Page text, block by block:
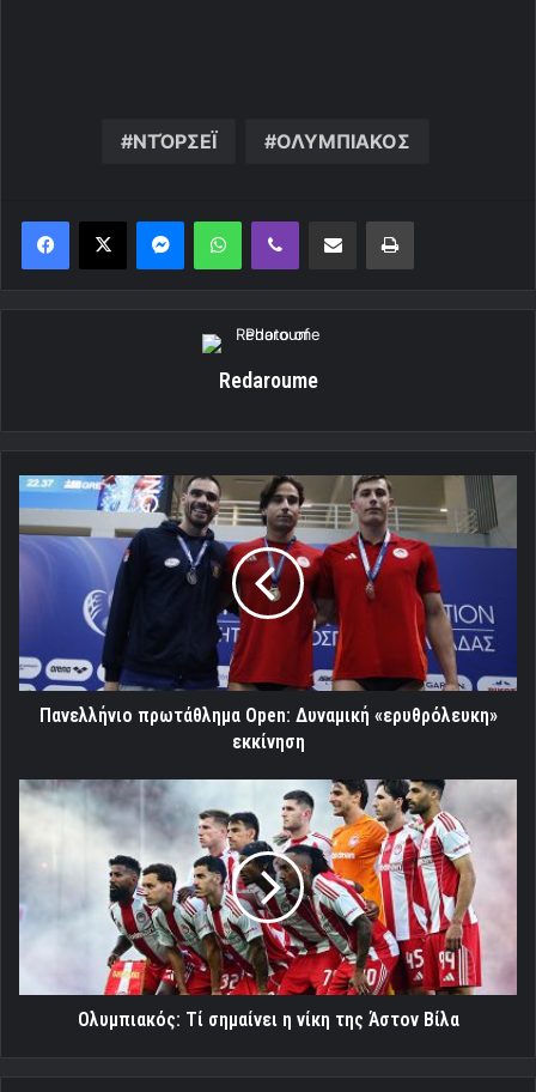
ΝΤΌΡΣΕΪ ΟΛΥΜΠΙΑΚΟΣ
MessengerWhatsAppViber Κοινοποίηση μέσω ηλεκτρονικού ταχυδρομείουΕκτύπωση
Redaroume
Πανελλήνιο
πρωτάθλημα
Open:
Δυναμική
«ερυθρόλευκη»
εκκίνηση
Πανελλήνιο πρωτάθλημα Open: Δυναμική «ερυθρόλευκη»
εκκίνηση
Ολυμπιακός:
της
Άστον
Ολυμπιακός: Τί σημαίνει η νίκη της Άστον Βίλα